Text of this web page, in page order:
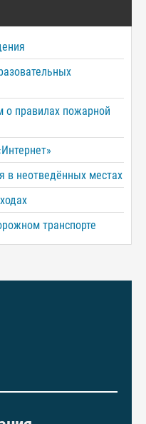
о правилах пожарной
в неотведённых местах
транспорте